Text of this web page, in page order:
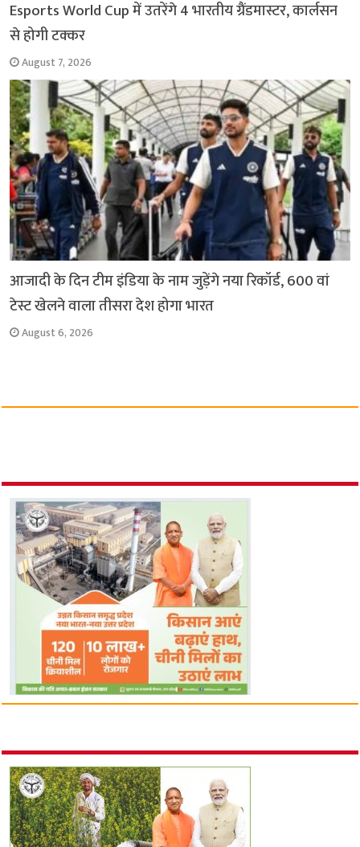
Esports World Cup में उतरेंगे 4 भारतीय ग्रैंडमास्टर, कार्लसन
से होगी टक्कर
August 7, 2026
आजादी के दिन टीम इंडिया के नाम जुड़ेंगे नया रिकॉर्ड, 600 वां
टेस्ट खेलने वाला तीसरा देश होगा भारत
August 6, 2026